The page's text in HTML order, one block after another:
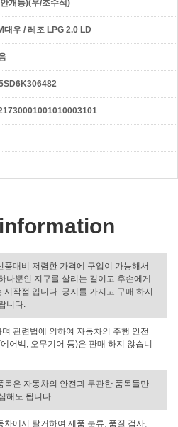
개등)(우/조수석)
대우 / 레조 LPG 2.0 LD
대비 저렴한 가격에 구입이 가능해서
나뿐인 지구를 살리는 길이고 후손에게
작점 입니다. 긍지를 가지고 구매 하시
니다.
관련법에 의하여 자동차의 주행 안전
어백, 오무기어 등)은 판매 하지 않습니
목은 자동차의 안전과 무관한 품목들만
해도 됩니다.
차에서 탈거하여 제품 분류, 품질 검사,